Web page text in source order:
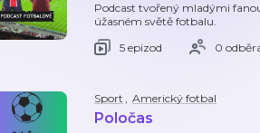
Podcast tvořený mladými
úžasném světě fotbalu.
5 epizod
0
Sport , Americký fotbal
Poločas